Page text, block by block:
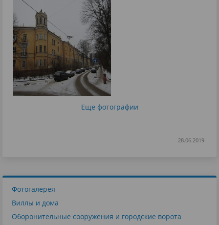
Еще фотографии
28.06.2019
Фотогалерея
Виллы и дома
Оборонительные сооружения и городские ворота